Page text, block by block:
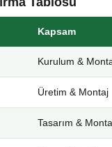
Kapsam
Kurulum &
Üretim & Montaj
Tasarım &